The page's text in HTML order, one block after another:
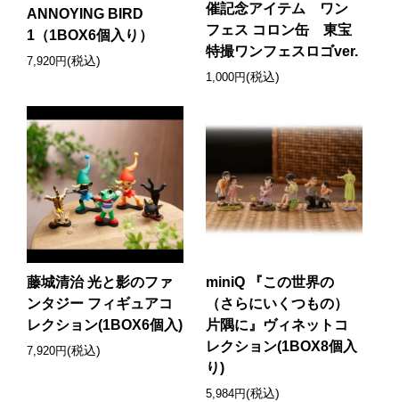
ANNOYING BIRD
1（1BOX6個入り）
7,920円(税込)
催記念アイテム ワン
フェス コロン缶 東宝
特撮ワンフェスロゴver.
1,000円(税込)
藤城清治 光と影のファ
ンタジー フィギュアコ
レクション(1BOX6個入)
7,920円(税込)
miniQ 『この世界の
（さらにいくつもの）
片隅に』ヴィネットコ
レクション(1BOX8個入
り)
5,984円(税込)